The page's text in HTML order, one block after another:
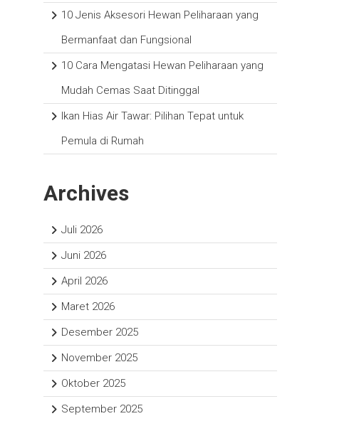
10 Jenis Aksesori Hewan Peliharaan yang
Bermanfaat dan Fungsional
10 Cara Mengatasi Hewan Peliharaan yang
Mudah Cemas Saat Ditinggal
Ikan Hias Air Tawar: Pilihan Tepat untuk
Pemula di Rumah
Archives
Juli 2026
Juni 2026
April 2026
Maret 2026
Desember 2025
November 2025
Oktober 2025
September 2025